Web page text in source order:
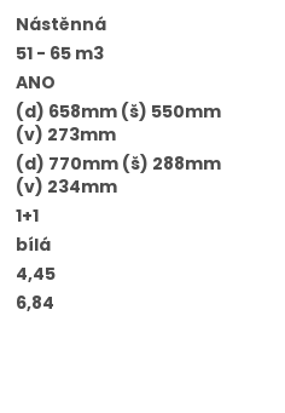
Nástěnná
51 - 65 m3
ANO
(d) 658mm (š) 550mm
(v) 273mm
(d) 770mm (š) 288mm
(v) 234mm
1+1
bílá
4,45
6,84